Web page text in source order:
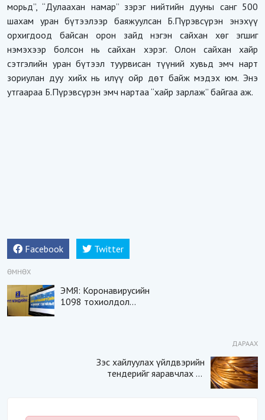
морьд”, “Дулаахан намар” зэрэг нийтийн дууны санг 500
шахам уран бүтээлээр баяжуулсан Б.Пүрэвсүрэн энэхүү
орхигдоод байсан орон зайд нэгэн сайхан хөг эгшиг
нэмэхээр болсон нь сайхан хэрэг. Олон сайхан хайр
сэтгэлийн уран бүтээл туурвисан түүний хувьд эмч нарт
зориулан дуу хийх нь илүү ойр дөт байж мэдэх юм. Энэ
утгаараа Б.Пүрэвсүрэн эмч нартаа “хайр зарлаж” байгаа аж.
Facebook Twitter
ӨМНӨХ
ЭМЯ: Коронавирусийн
1098 тохиолдол
ДАРААХ
Зэс хайлуулах үйлдвэрийн
тендерийг яаравчлах нь